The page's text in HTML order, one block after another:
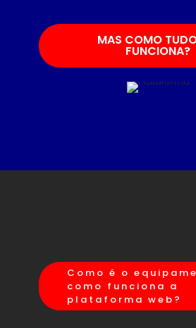
MAS COMO
FUNCIONA?
Como é o
como funciona a
plataforma web?